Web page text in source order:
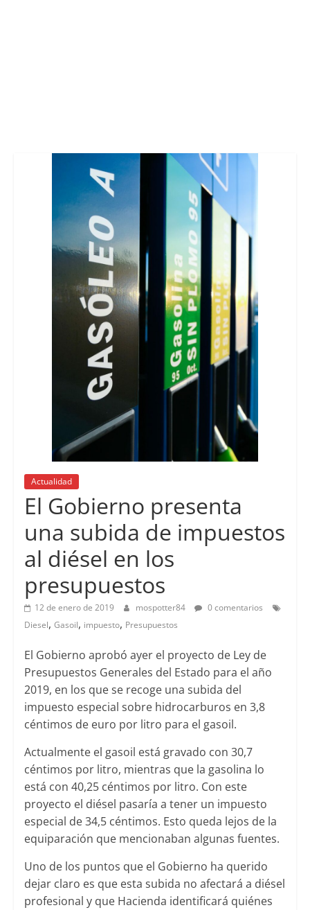
Actualidad
El Gobierno presenta
una subida de impuestos
al diésel en los
presupuestos
12 de enero de 2019 mospotter84
0 comentarios
Diesel, Gasoil, impuesto, Presupuestos
El Gobierno aprobó ayer el proyecto de Ley de
Presupuestos Generales del Estado para el año
2019, en los que se recoge una subida del
impuesto especial sobre hidrocarburos en 3,8
céntimos de euro por litro para el gasoil.
Actualmente el gasoil está gravado con 30,7
céntimos por litro, mientras que la gasolina lo
está con 40,25 céntimos por litro. Con este
proyecto el diésel pasaría a tener un impuesto
especial de 34,5 céntimos. Esto queda lejos de la
equiparación que mencionaban algunas fuentes.
Uno de los puntos que el Gobierno ha querido
dejar claro es que esta subida no afectará a diésel
profesional y que Hacienda identificará quiénes